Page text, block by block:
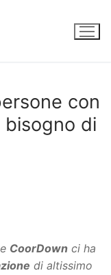
con
bisogno di
CoorDown ci ha
di altissimo